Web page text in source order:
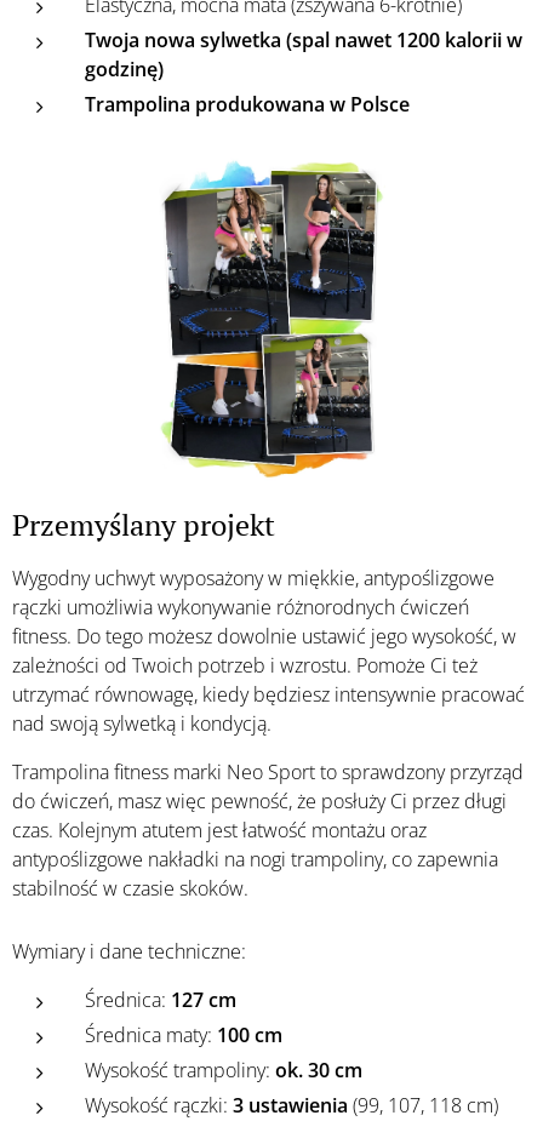
Twoja nowa sylwetka (spal nawet 1200 kalorii w
godzinę)
Trampolina produkowana w Polsce
Przemyślany projekt
Wygodny uchwyt wyposażony w miękkie, antypoślizgowe
rączki umożliwia wykonywanie różnorodnych ćwiczeń
fitness. Do tego możesz dowolnie ustawić jego wysokość, w
zależności od Twoich potrzeb i wzrostu. Pomoże Ci też
utrzymać równowagę, kiedy będziesz intensywnie pracować
nad swoją sylwetką i kondycją.
Trampolina fitness marki Neo Sport to sprawdzony przyrząd
do ćwiczeń, masz więc pewność, że posłuży Ci przez długi
czas. Kolejnym atutem jest łatwość montażu oraz
antypoślizgowe nakładki na nogi trampoliny, co zapewnia
stabilność w czasie skoków.
Wymiary i dane techniczne:
Średnica: 127 cm
Średnica maty: 100 cm
Wysokość trampoliny: ok. 30 cm
Wysokość rączki: 3 ustawienia (99, 107, 118 cm)